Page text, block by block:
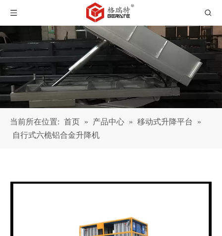
当前所在位置: 首页 » 产品中心 » 移动式升降平台
»
自行式六桅铝合金升降机